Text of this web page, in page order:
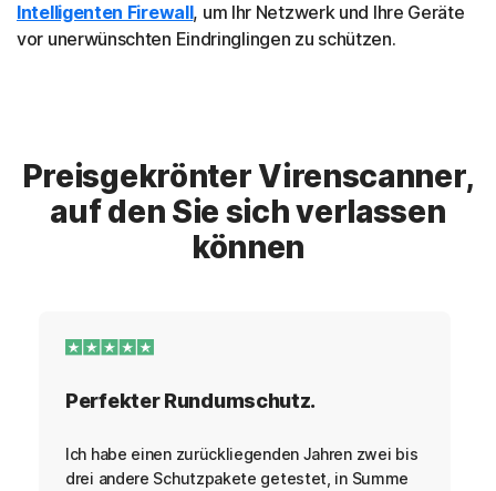
Intelligenten Firewall, um Ihr Netzwerk und Ihre Geräte
vor unerwünschten Eindringlingen zu schützen.
Preisgekrönter Virenscanner,
auf den Sie sich verlassen
können
Perfekter Rundumschutz.
Ich habe einen zurückliegenden Jahren zwei bis
drei andere Schutzpakete getestet, in Summe